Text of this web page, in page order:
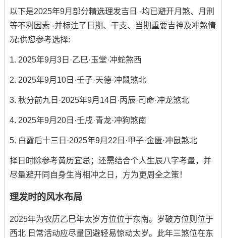
以下是2025年9月部分精选理发吉日 -均已避开月煞、月刑
等不利因素 -并标注了日期、干支、当期重要吉神及冲煞情
况;供您参考选择:
1. 2025年9月3日·乙巳·玉堂·冲蛇煞西
2. 2025年9月10日·壬子·天德·冲鼠煞北
3. 秋分前九日·2025年9月14日·丙辰·司命·冲龙煞北
4. 2025年9月20日·壬戌·青龙·冲狗煞南
5. 白露后十三日·2025年9月22日·甲子·金匮·冲鼠煞北
择日时除参考黄历宜忌；还需结合个人生辰八字考量，并
尽量避开同自身生肖相冲之日，方为更周全之策！
理发时的风水布局
2025年为农历乙巳年太岁方位位于东南。岁破方位则位于
西北 日常活动应尽量回避轻易惊动太岁。此年三煞位在东